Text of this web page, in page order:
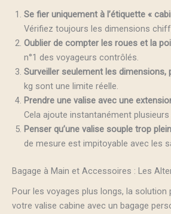
Se fier uniquement à l’étiquette «
Vérifiez toujours les dimensions
Oublier de compter les roues et la
n°1 des voyageurs contrôlés.
Surveiller seulement les dimensions,
kg sont une limite réelle.
Prendre une valise avec une
Cela ajoute instantanément
Penser qu’une valise souple trop
de mesure est impitoyable avec les
Bagage à Main et Accessoires : Les
Pour les voyages plus longs, la solution
votre valise cabine avec un bagage